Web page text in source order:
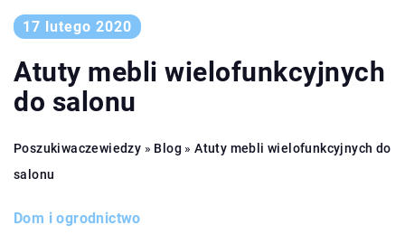
17 lutego 2020
Atuty mebli wielofunkcyjnych
do salonu
Poszukiwaczewiedzy » Blog »Atuty mebli wielofunkcyjnych do
salonu
Dom i ogrodnictwo